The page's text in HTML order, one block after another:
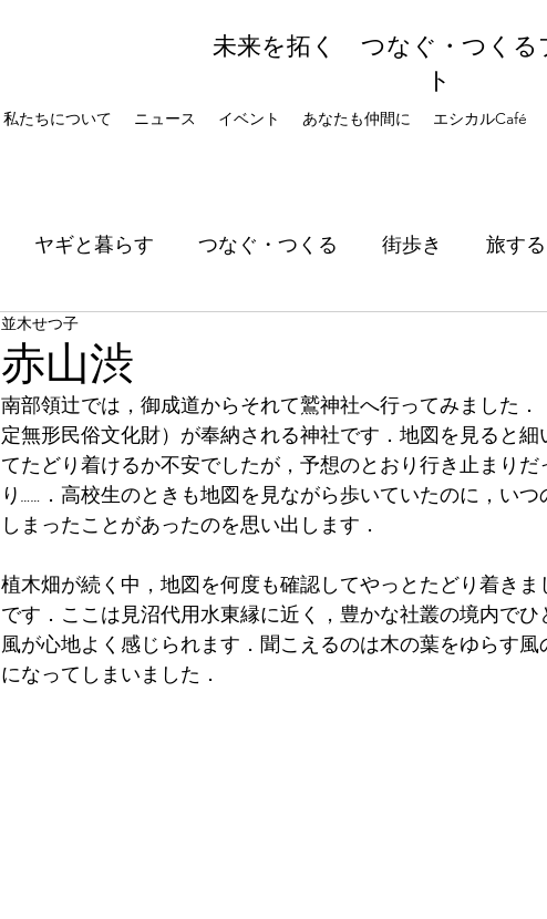
未来を拓く つなぐ・つくる
ト
私たちについて ニュース イベント あなたも仲間に エシカルCafé
ヤギと暮らす つなぐ・つくる 街歩き 旅す
赤山渋
並木せつ子
南部領辻では，御成道からそれて鷲神社へ行ってみました
定無形民俗文化財）が奉納される神社です．地図を見ると
てたどり着けるか不安でしたが，予想のとおり行き止まり
り……．高校生のときも地図を見ながら歩いていたのに，い
しまったことがあったのを思い出します．
植木畑が続く中，地図を何度も確認してやっとたどり着き
です．ここは見沼代用水東縁に近く，豊かな社叢の境内で
風が心地よく感じられます．聞こえるのは木の葉をゆらす
になってしまいました．